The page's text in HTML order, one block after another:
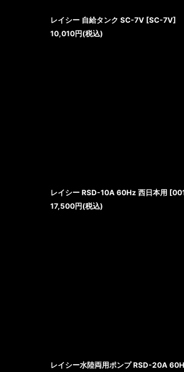
レイシー 自給タンク SC-7V [SC-7V]
10,010円(税込)
レイシー RSD-10A 60Hz 西日本用 [
17,500円(税込)
レイシー水陸両用ポンプ RSD-20A